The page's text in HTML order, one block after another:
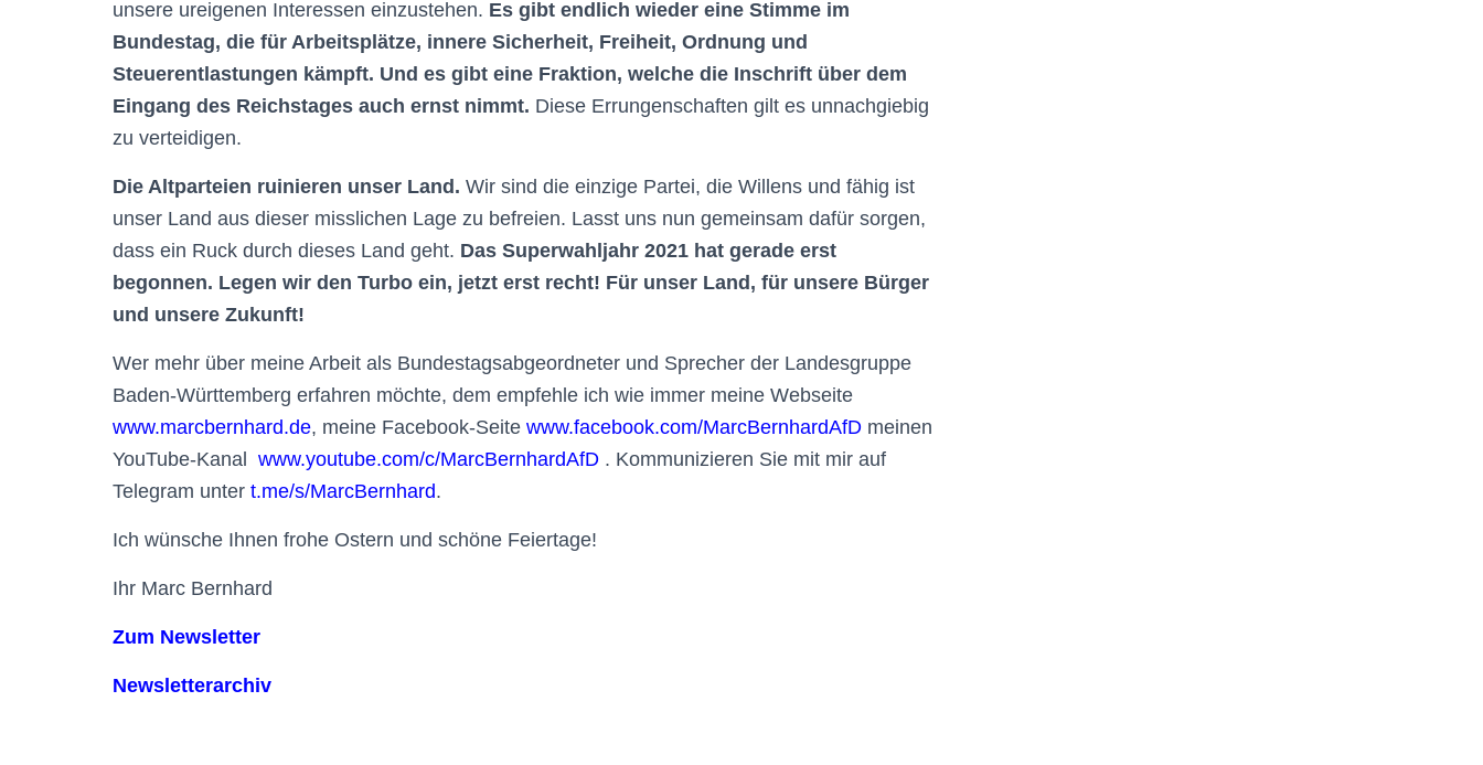
unsere ureigenen Interessen einzustehen. Es gibt endlich wieder eine Stimme im
Bundestag, die für Arbeitsplätze, innere Sicherheit, Freiheit, Ordnung und
Steuerentlastungen kämpft. Und es gibt eine Fraktion, welche die Inschrift über dem
Eingang des Reichstages auch ernst nimmt. Diese Errungenschaften gilt es unnachgiebig
zu verteidigen.
Die Altparteien ruinieren unser Land. Wir sind die einzige Partei, die Willens und fähig ist
unser Land aus dieser misslichen Lage zu befreien. Lasst uns nun gemeinsam dafür sorgen,
dass ein Ruck durch dieses Land geht. Das Superwahljahr 2021 hat gerade erst
begonnen. Legen wir den Turbo ein, jetzt erst recht! Für unser Land, für unsere Bürger
und unsere Zukunft!
Wer mehr über meine Arbeit als Bundestagsabgeordneter und Sprecher der Landesgruppe
Baden-Württemberg erfahren möchte, dem empfehle ich wie immer meine Webseite
www.marcbernhard.de, meine Facebook-Seite www.facebook.com/MarcBernhardAfD meinen
YouTube-Kanal www.youtube.com/c/MarcBernhardAfD . Kommunizieren Sie mit mir auf
Telegram unter t.me/s/MarcBernhard.
Ich wünsche Ihnen frohe Ostern und schöne Feiertage!
Ihr Marc Bernhard
Zum Newsletter
Newsletterarchiv